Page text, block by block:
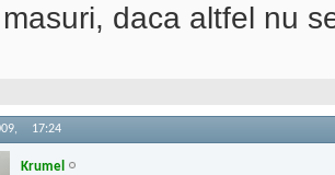
daca altfel nu
17:24
Krumel